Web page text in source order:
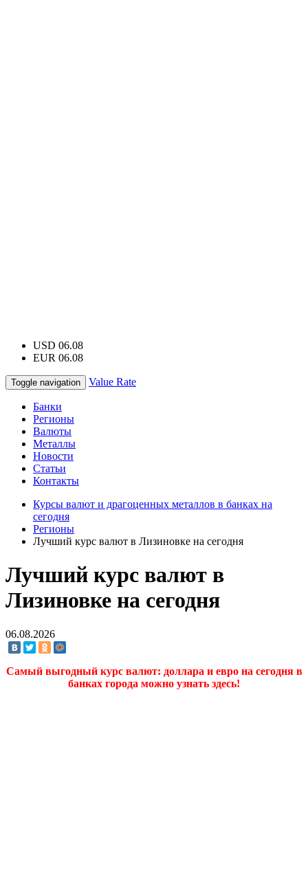
USD 06.08
EUR 06.08
Toggle navigation Value Rate
Банки
Регионы
Валюты
Металлы
Новости
Статьи
Контакты
Курсы валют и драгоценных металлов в банках на
сегодня
Регионы
Лучший курс валют в Лизиновке на сегодня
Лучший курс валют в
Лизиновке на сегодня
06.08.2026
Самый выгодный курс валют: доллара и евро на сегодня в
банках города можно узнать здесь!